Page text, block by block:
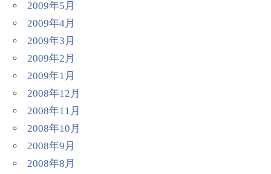
2009年5月
2009年4月
2009年3月
2009年2月
2009年1月
2008年12月
2008年11月
2008年10月
2008年9月
2008年8月